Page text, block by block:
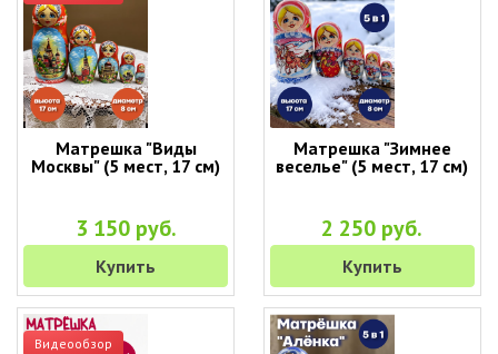
Матрешка "Виды
Москвы" (5 мест, 17 см)
3 150 руб.
Купить
Матрешка "Зимнее
веселье" (5 мест, 17 см)
2 250 руб.
Купить
Видеообзор